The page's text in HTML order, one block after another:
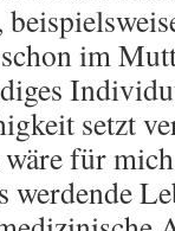
im
setzt
für